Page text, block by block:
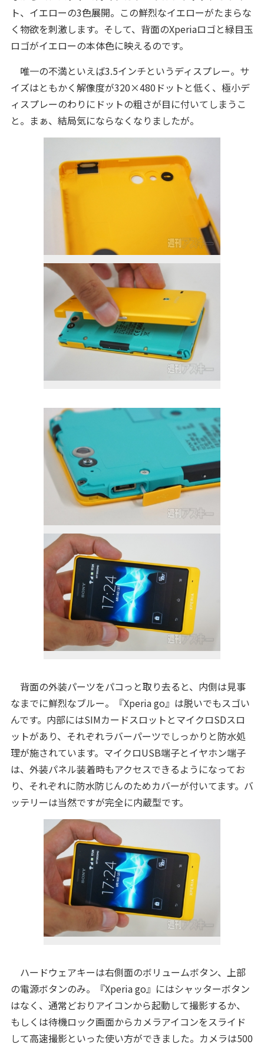
ト、イエローの3色展開。この鮮烈なイエローがたまらな
く物欲を刺激します。そして、背面のXperiaロゴと緑目玉
ロゴがイエローの本体色に映えるのです。
唯一の不満といえば3.5インチというディスプレー。サ
イズはともかく解像度が320×480ドットと低く、極小デ
ィスプレーのわりにドットの粗さが目に付いてしまうこ
と。まぁ、結局気にならなくなりましたが。
背面の外装パーツをパコっと取り去ると、内側は見事
なまでに鮮烈なブルー。『Xperia go』は脱いでもスゴい
んです。内部にはSIMカードスロットとマイクロSDスロ
ットがあり、それぞれラバーパーツでしっかりと防水処
理が施されています。マイクロUSB端子とイヤホン端子
は、外装パネル装着時もアクセスできるようになってお
り、それぞれに防水防じんのためカバーが付いてます。バ
ッテリーは当然ですが完全に内蔵型です。
ハードウェアキーは右側面のボリュームボタン、上部
の電源ボタンのみ。『Xperia go』にはシャッターボタン
はなく、通常どおりアイコンから起動して撮影するか、
もしくは待機ロック画面からカメラアイコンをスライド
して高速撮影といった使い方ができました。カメラは500